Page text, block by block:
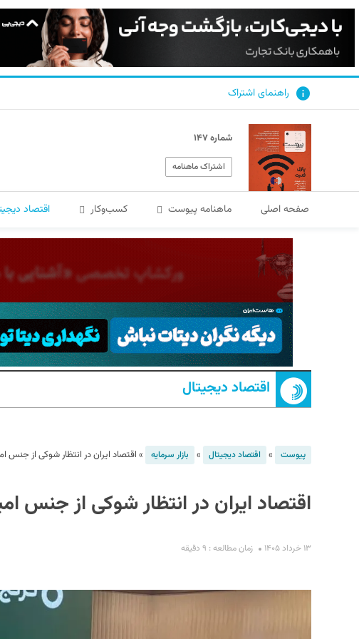
راهنمای اشتراک
شماره ۱۴۷
اشتراک ماهنامه
صفحه اصلی ماهنامه پیوست کسب‌و‌کار اقتصاد
اقتصاد دیجیتال
پیوست » اقتصاد دیجیتال » بازار سرمایه »اقتصاد ایران در انتظار شوکی از جنس
اقتصاد ایران در انتظار شوکی از جنس
۱۳ خرداد ۱۴۰۵ زمان مطالعه : ۹ دقیقه